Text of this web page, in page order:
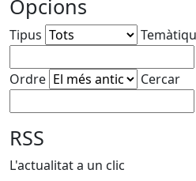
Opcions
Tipus
Ordre
Cercar
RSS
L'actualitat a un clic